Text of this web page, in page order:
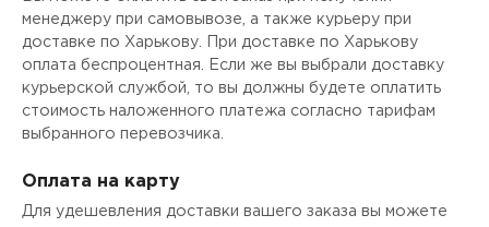
менеджеру при самовывозе, а также курьеру при
доставке по Харькову. При доставке по Харькову
оплата беспроцентная. Если же вы выбрали доставку
курьерской службой, то вы должны будете оплатить
стоимость наложенного платежа согласно тарифам
выбранного перевозчика.
Оплата на карту
Для удешевления доставки вашего заказа вы можете